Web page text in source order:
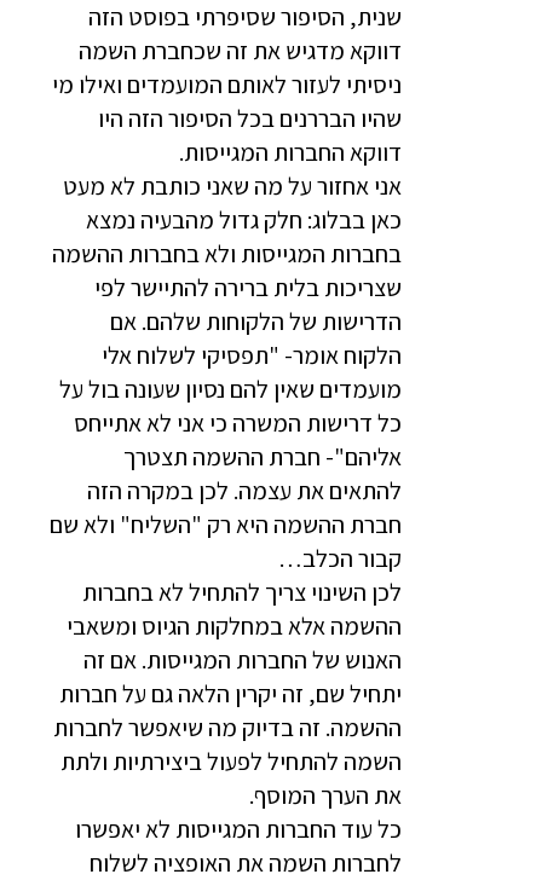
שנית, הסיפור שסיפרתי בפוסט הזה
דווקא מדגיש את זה שכחברת השמה
ניסיתי לעזור לאותם המועמדים ואילו מי
שהיו הבררנים בכל הסיפור הזה היו
דווקא החברות המגייסות.
אני אחזור על מה שאני כותבת לא מעט
כאן בבלוג: חלק גדול מהבעיה נמצא
בחברות המגייסות ולא בחברות ההשמה
שצריכות בלית ברירה להתיישר לפי
הדרישות של הלקוחות שלהם. אם
הלקוח אומר- "תפסיקי לשלוח אלי
מועמדים שאין להם נסיון שעונה בול על
כל דרישות המשרה כי אני לא אתייחס
אליהם"- חברת ההשמה תצטרך
להתאים את עצמה. לכן במקרה הזה
חברת ההשמה היא רק "השליח" ולא שם
קבור הכלב…
לכן השינוי צריך להתחיל לא בחברות
ההשמה אלא במחלקות הגיוס ומשאבי
האנוש של החברות המגייסות. אם זה
יתחיל שם, זה יקרין הלאה גם על חברות
ההשמה. זה בדיוק מה שיאפשר לחברות
השמה להתחיל לפעול ביצירתיות ולתת
את הערך המוסף.
כל עוד החברות המגייסות לא יאפשרו
לחברות השמה את האופציה לשלוח